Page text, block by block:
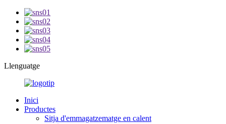
Llenguatge
Inici
Productes
Sitja d'emmagatzematge en calent